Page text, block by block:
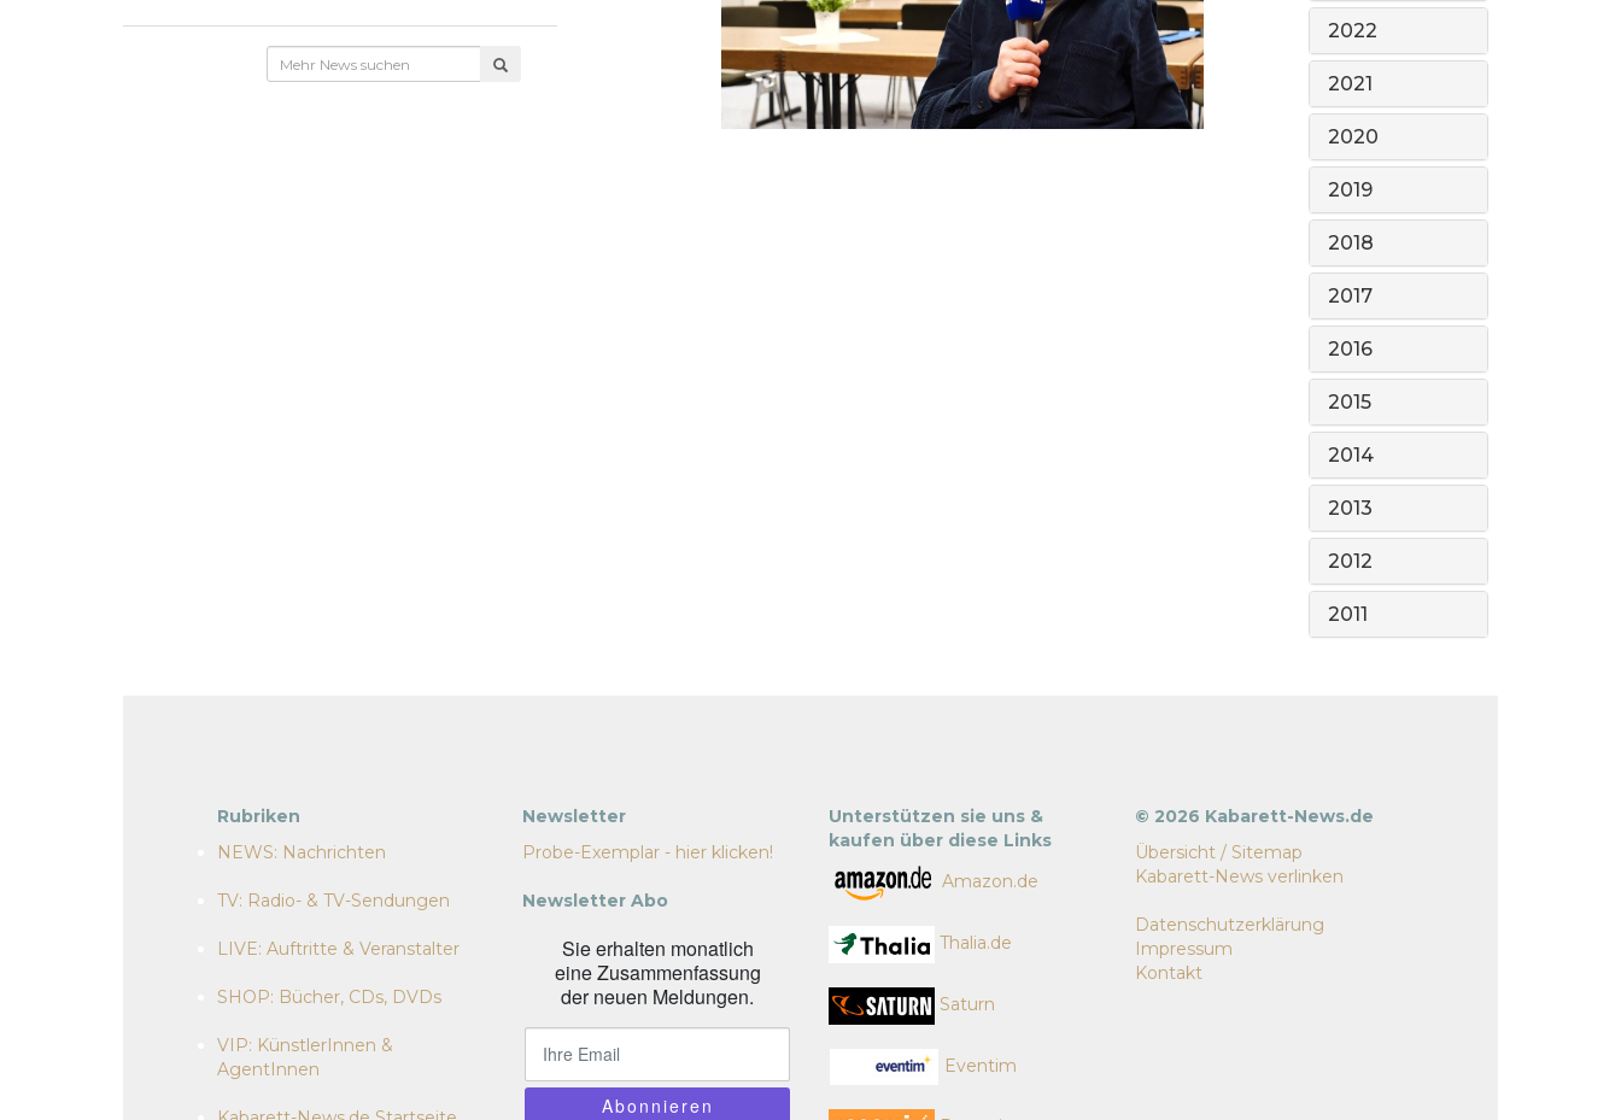
2022
2021
2020
2019
2018
2017
2016
2015
2014
2013
2012
2011
Rubriken
NEWS: Nachrichten
TV: Radio- & TV-Sendungen
LIVE: Auftritte & Veranstalter
SHOP: Bücher, CDs, DVDs
VIP: KünstlerInnen &
AgentInnen
Newsletter
Probe-Exemplar - hier klicken!
Newsletter Abo
Sie erhalten monatlich
eine Zusammenfassung
der neuen Meldungen.
Unterstützen sie uns &
kaufen über diese Links
Amazon.de
Thalia.de
Saturn
Eventim
© 2026 Kabarett-News.de
Übersicht / Sitemap
Kabarett-News verlinken
Datenschutzerklärung
Impressum
Kontakt